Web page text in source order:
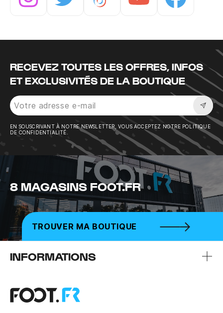
RECEVEZ TOUTES LES OFFRES, INFOS
ET EXCLUSIVITÉS DE LA BOUTIQUE
EN SOUSCRIVANT À NOTRE NEWSLETTER, VOUS ACCEPTEZ NOTRE POLITIQUE
DE CONFIDENTIALITÉ.
8 MAGASINS FOOT.FR
TROUVER MA BOUTIQUE
INFORMATIONS